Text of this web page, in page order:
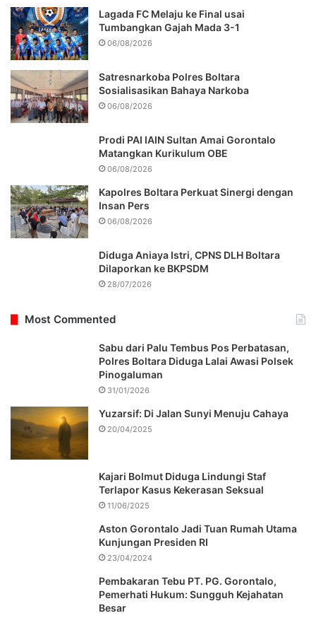
Lagada FC Melaju ke Final usai
Tumbangkan Gajah Mada 3-1
06/08/2026
Satresnarkoba Polres Boltara
Sosialisasikan Bahaya Narkoba
06/08/2026
Prodi PAI IAIN Sultan Amai Gorontalo
Matangkan Kurikulum OBE
06/08/2026
Kapolres Boltara Perkuat Sinergi dengan
Insan Pers
06/08/2026
Diduga Aniaya Istri, CPNS DLH Boltara
Dilaporkan ke BKPSDM
28/07/2026
Most Commented
Sabu dari Palu Tembus Pos Perbatasan,
Polres Boltara Diduga Lalai Awasi Polsek
Pinogaluman
31/01/2026
Yuzarsif: Di Jalan Sunyi Menuju Cahaya
20/04/2025
Kajari Bolmut Diduga Lindungi Staf
Terlapor Kasus Kekerasan Seksual
11/06/2025
Aston Gorontalo Jadi Tuan Rumah Utama
Kunjungan Presiden RI
23/04/2024
Pembakaran Tebu PT. PG. Gorontalo,
Pemerhati Hukum: Sungguh Kejahatan
Besar